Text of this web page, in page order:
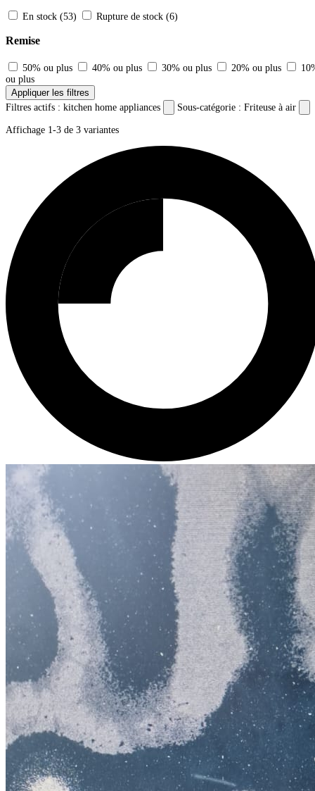
En stock (53) Rupture de stock (6)
Remise
50% ou plus 40% ou plus 30% ou plus 20% ou plus
ou plus
Appliquer les filtres
Filtres actifs : kitchen home appliances Sous-catégorie : Friteuse à air
Affichage 1-3 de 3 variantes